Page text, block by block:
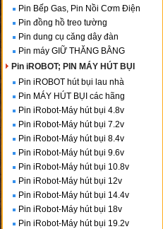
Pin Bếp Gas, Pin Nồi Cơm Điện
Pin đồng hồ treo tường
Pin dung cụ căng dây đàn
Pin máy GIỮ THĂNG BẰNG
Pin iROBOT; PIN MÁY HÚT BỤI
Pin iROBOT hút bụi lau nhà
Pin MÁY HÚT BỤI các hãng
Pin iRobot-Máy hút bụi 4.8v
Pin iRobot-Máy hút bụi 7.2v
Pin iRobot-Máy hút bụi 8.4v
Pin iRobot-Máy hút bụi 9.6v
Pin iRobot-Máy hút bụi 10.8v
Pin iRobot-Máy hút bụi 12v
Pin iRobot-Máy hút bụi 14.4v
Pin iRobot-Máy hút bụi 18v
Pin iRobot-Máy hút bụi 19.2v